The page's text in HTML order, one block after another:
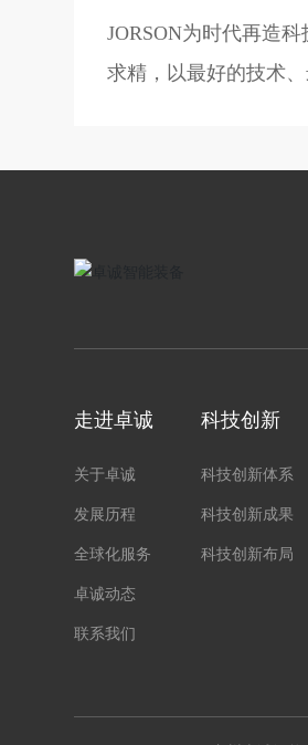
JORSON为时代再造
求精，以最好的技术
走进卓诚
关于卓诚
发展历程
全球化服务
卓诚动态
联系我们
科技创新
科技创新体系
科技创新成果
科技创新布局